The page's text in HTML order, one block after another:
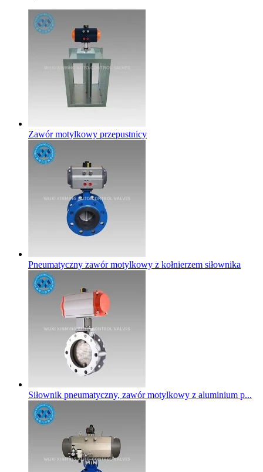
Zawór motylkowy przepustnicy
Pneumatyczny zawór motylkowy z kołnierzem siłownika
Siłownik pneumatyczny, zawór motylkowy z aluminium p...